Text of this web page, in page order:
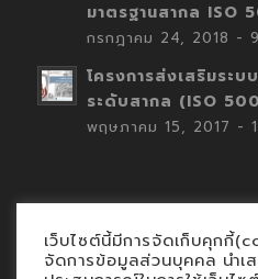
มาตรฐานสากล ISO
กรกฎาคม 24, 2018 -
โครงการส่งเสริมระบ
ระดับสากล (ISO
พฤษภาคม 15, 2017 -
Contact
เว็บไซต์นี้มีการจัดเก็บคุกกี้
จัดการข้อมูลส่วนบุคคล นำเ